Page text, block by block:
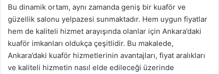
Bu dinamik ortam, aynı zamanda geniş bir kuaför ve
güzellik salonu yelpazesi sunmaktadır. Hem uygun fiyatlar
hem de kaliteli hizmet arayışında olanlar için Ankara’daki
kuaför imkanları oldukça çeşitlidir. Bu makalede,
Ankara’daki kuaför hizmetlerinin avantajları, fiyat aralıkları
ve kaliteli hizmetin nasıl elde edileceği üzerinde